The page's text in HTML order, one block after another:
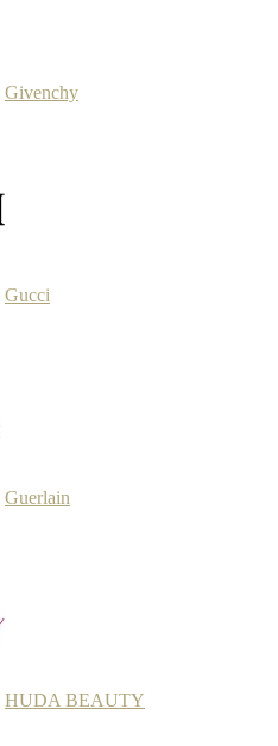
Givenchy
Gucci
Guerlain
HUDA BEAUTY